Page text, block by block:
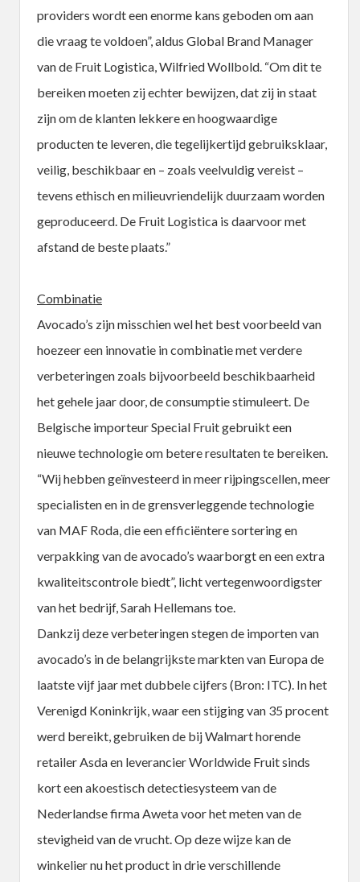
providers wordt een enorme kans geboden om aan
die vraag te voldoen”, aldus Global Brand Manager
van de Fruit Logistica, Wilfried Wollbold. “Om dit te
bereiken moeten zij echter bewijzen, dat zij in staat
zijn om de klanten lekkere en hoogwaardige
producten te leveren, die tegelijkertijd gebruiksklaar,
veilig, beschikbaar en – zoals veelvuldig vereist –
tevens ethisch en milieuvriendelijk duurzaam worden
geproduceerd. De Fruit Logistica is daarvoor met
afstand de beste plaats.”
Combinatie
Avocado’s zijn misschien wel het best voorbeeld van
hoezeer een innovatie in combinatie met verdere
verbeteringen zoals bijvoorbeeld beschikbaarheid
het gehele jaar door, de consumptie stimuleert. De
Belgische importeur Special Fruit gebruikt een
nieuwe technologie om betere resultaten te bereiken.
“Wij hebben geïnvesteerd in meer rijpingscellen, meer
specialisten en in de grensverleggende technologie
van MAF Roda, die een efficiëntere sortering en
verpakking van de avocado’s waarborgt en een extra
kwaliteitscontrole biedt”, licht vertegenwoordigster
van het bedrijf, Sarah Hellemans toe.
Dankzij deze verbeteringen stegen de importen van
avocado’s in de belangrijkste markten van Europa de
laatste vijf jaar met dubbele cijfers (Bron: ITC). In het
Verenigd Koninkrijk, waar een stijging van 35 procent
werd bereikt, gebruiken de bij Walmart horende
retailer Asda en leverancier Worldwide Fruit sinds
kort een akoestisch detectiesysteem van de
Nederlandse firma Aweta voor het meten van de
stevigheid van de vrucht. Op deze wijze kan de
winkelier nu het product in drie verschillende